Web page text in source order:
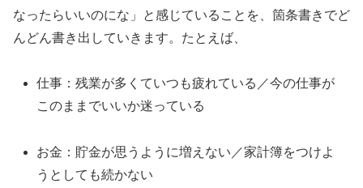
なったらいいのにな」と感じていることを、箇条書きでど
んどん書き出していきます。たとえば、
仕事：残業が多くていつも疲れている／今の仕事が
このままでいいか迷っている
お金：貯金が思うように増えない／家計簿をつけよ
うとしても続かない